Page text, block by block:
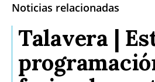
Noticias relacionadas
Talavera |